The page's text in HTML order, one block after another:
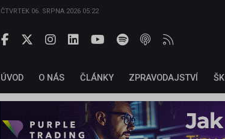
ČTVRTEK 06. SRPNA 2026 05:22
ÚVOD O NÁS ČLÁNKY ZPRAVODAJSTVÍ